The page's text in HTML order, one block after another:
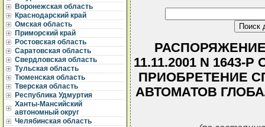
Воронежская область
Краснодарский край
Омская область
Приморский край
Ростовская область
Саратовская область
Свердловская область
Тульская область
Тюменская область
Тверская область
Республика Удмуртия
Ханты-Мансийский
автономный округ
Челябинская область
11.11.2001 N
ПРИОБРЕТЕНИЕ
АВТОМАТОВ